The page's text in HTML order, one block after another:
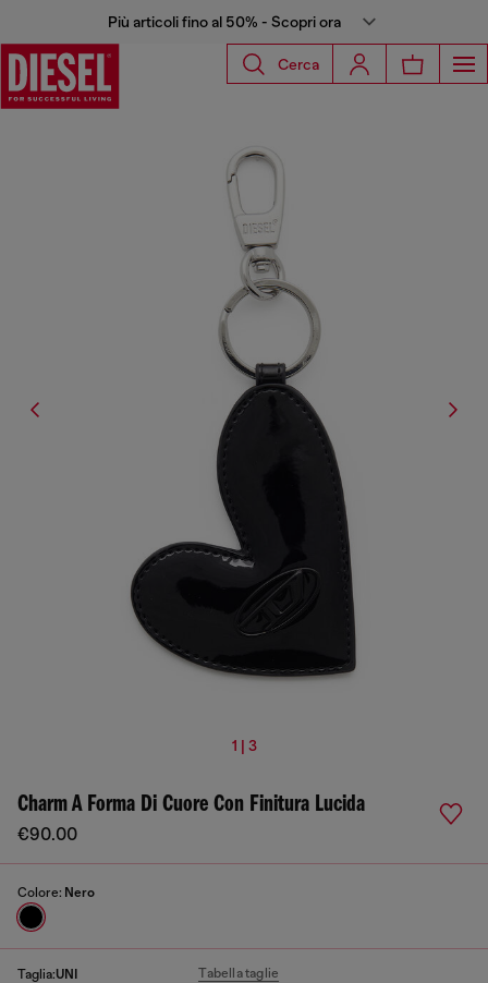
Più articoli fino al 50% - Scopri ora
Cerca
1 | 3
Charm A Forma Di Cuore Con Finitura Lucida
€90.00
Colore: Nero
Taglia:UNI Tabella taglie